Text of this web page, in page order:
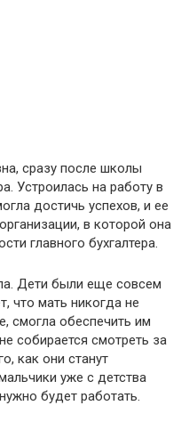
сразу после школы
Устроилась на работу в
достичь успехов, и ее
в которой она
главного бухгалтера.
Дети были еще совсем
что мать никогда не
смогла обеспечить им
собирается смотреть за
как они станут
уже с детства
будет работать.